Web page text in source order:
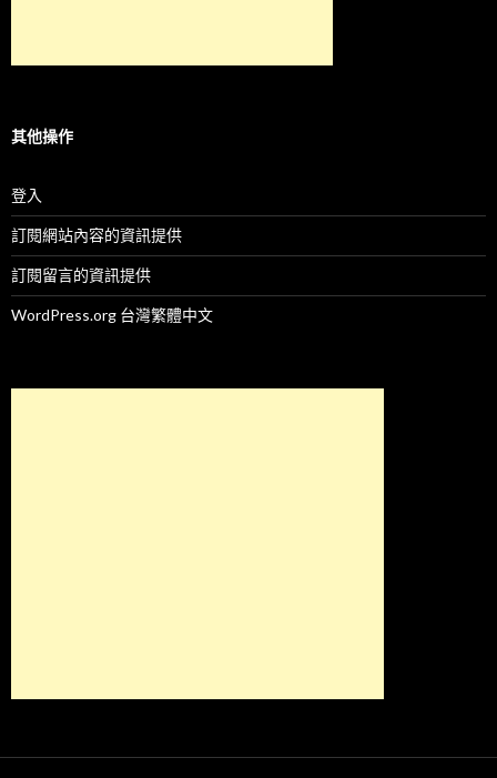
其他操作
登入
訂閱網站內容的資訊提供
訂閱留言的資訊提供
WordPress.org 台灣繁體中文